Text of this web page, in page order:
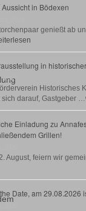
Aussicht in Bödexen
genießt ab
in
2026
Historisches
sich darauf, Gastgeber …
Einladung zu
Grillen!
August, feiern wir
Date, am 29.08.2026